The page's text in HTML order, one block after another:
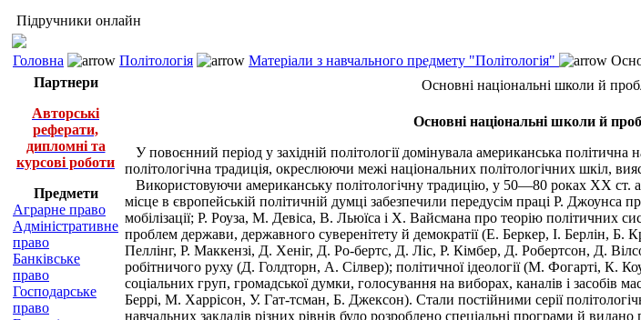
Підручники онлайн
Головна Політологія Матеріали з навчального предмету "Політологія"
Партнери
Авторські
реферати,
дипломні та
курсові роботи
Предмети
Аграрне право
Адміністративне
право
Банківське
право
Господарське
право
Основні національні школи й
Основні національні школи й
У повоєнний період у західній політології домінувала американська
політологічна традиція, окреслюючи межі національних політологічних шкіл,
Використовуючи американську політологічну традицію, у 50—80 роках XX ст.
місце в європейській політичній думці забезпечили передусім праці Р.
мобілізації; Р. Роуза, М. Девіса, В. Льюїса і X. Вайсмана про теорію політичних
проблем держави, державного суверенітету й демократії (Е. Беркер, І. Берлін,
Пеллінг, Р. Маккензі, Д. Хеніг, Д. Ро-бертс, Д. Ліс, Р. Кімбер, Д. Робертсон, Д.
робітничого руху (Д. Голдторн, А. Сілвер); політичної ідеології (М. Фогарті, К.
соціальних груп, громадської думки, голосування на виборах, каналів і засобів
Беррі, М. Харрісон, У. Гат-тсман, Б. Джексон). Стали постійними серії
навчальних закладів різних рівнів було розроблено спеціальні програми й